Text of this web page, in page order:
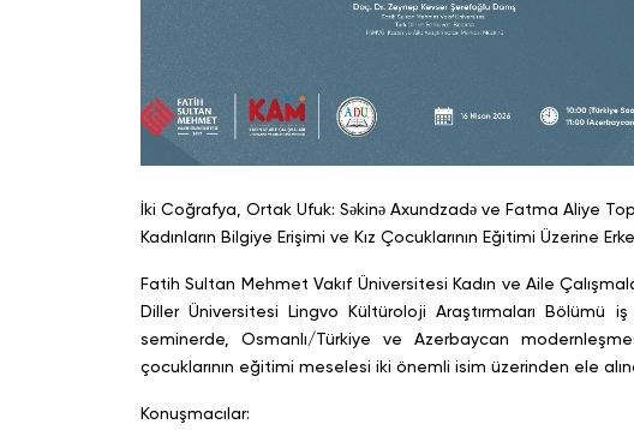
İki Coğrafya, Ortak Ufuk: Səkinə Axundzadə ve Fatma Aliye
Kadınların Bilgiye Erişimi ve Kız Çocuklarının Eğitimi Üzerine
Fatih Sultan Mehmet Vakıf Üniversitesi Kadın ve Aile
Diller Üniversitesi Lingvo Kültüroloji Araştırmaları Bölümü
seminerde, Osmanlı/Türkiye ve Azerbaycan
çocuklarının eğitimi meselesi iki önemli isim üzerinden ele
Konuşmacılar: